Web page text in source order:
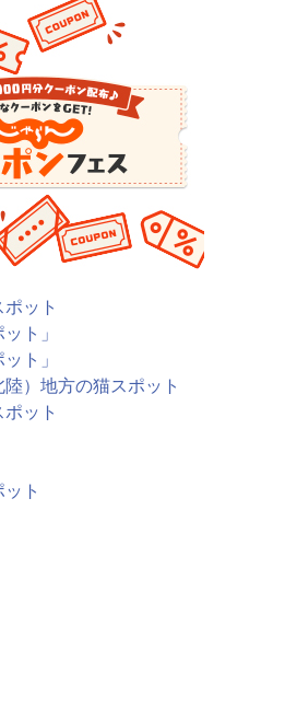
ット
ト」
ト」
）地方の猫スポット
ット
ト